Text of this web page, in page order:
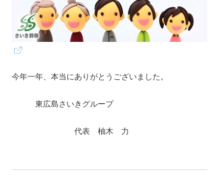
今年一年、本当にありがとうございました。
東広島さいきグループ
代表 柚木 力